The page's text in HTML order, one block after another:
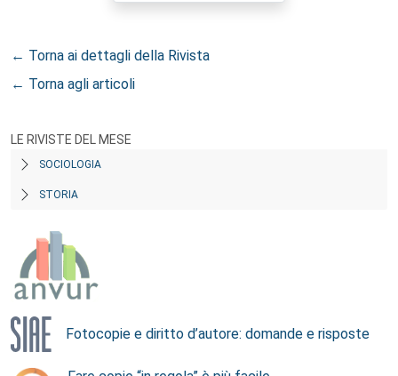
← Torna ai dettagli della Rivista
← Torna agli articoli
LE RIVISTE DEL MESE
SOCIOLOGIA
STORIA
Fotocopie e diritto d’autore: domande e risposte